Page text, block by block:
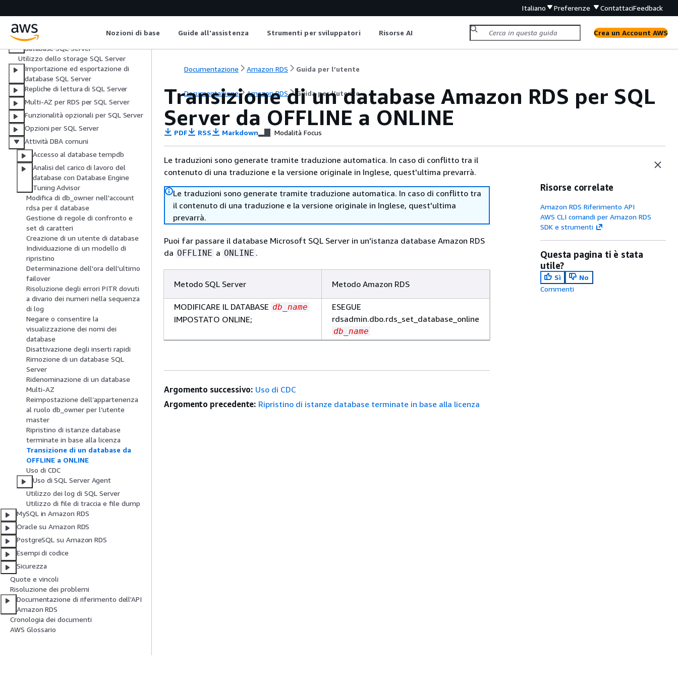
Italiano Preferenze ContattaciFeedback
Nozioni di base Guide all'assistenza Strumenti per sviluppatori Risorse AI Crea un Account AWS
Utilizzo di Active Directory con RDS
per SQL Server
Aggiornamenti del motore di
database SQL Server
Utilizzo dello storage SQL Server
Importazione ed esportazione di
database SQL Server
Repliche di lettura di SQL Server
Multi-AZ per RDS per SQL Server
Funzionalità opzionali per SQL Server
Opzioni per SQL Server
Attività DBA comuni
Accesso al database tempdb
Analisi del carico di lavoro del
database con Database Engine
Tuning Advisor
Modifica di db_owner nell'account
rdsa per il database
Gestione di regole di confronto e
set di caratteri
Creazione di un utente di database
Individuazione di un modello di
ripristino
Determinazione dell'ora dell'ultimo
failover
Risoluzione degli errori PITR dovuti
a divario dei numeri nella sequenza
di log
Negare o consentire la
visualizzazione dei nomi dei
database
Disattivazione degli inserti rapidi
Rimozione di un database SQL
Server
Ridenominazione di un database
Multi-AZ
Reimpostazione dell’appartenenza
al ruolo db_owner per l’utente
master
Ripristino di istanze database
terminate in base alla licenza
Transizione di un database da
OFFLINE a ONLINE
Uso di CDC
Uso di SQL Server Agent
Utilizzo dei log di SQL Server
Utilizzo di file di traccia e file dump
MySQL in Amazon RDS
Oracle su Amazon RDS
PostgreSQL su Amazon RDS
Esempi di codice
Sicurezza
Quote e vincoli
Risoluzione dei problemi
Documentazione di riferimento dell'API
Amazon RDS
Cronologia dei documenti
AWS Glossario
Documentazione Amazon RDS Guida per l’utente
Documentazione Amazon RDS Guida per l’utente
Transizione di un database Amazon RDS per SQL
Server da OFFLINE a ONLINE
PDF RSS Markdown Modalità Focus
Le traduzioni sono generate tramite traduzione automatica. In caso di conflitto tra il
contenuto di una traduzione e la versione originale in Inglese, quest'ultima prevarrà.
Le traduzioni sono generate tramite traduzione automatica. In caso di conflitto tra
il contenuto di una traduzione e la versione originale in Inglese, quest'ultima
prevarrà.
Puoi far passare il database Microsoft SQL Server in un'istanza database Amazon RDS
da OFFLINE a ONLINE .
Metodo SQL Server Metodo Amazon RDS
MODIFICARE IL DATABASE db_name
IMPOSTATO ONLINE;
ESEGUE
rdsadmin.dbo.rds_set_database_online
db_name
Risorse correlate
Amazon RDS Riferimento API
AWS CLI comandi per Amazon RDS
SDK e strumenti
Questa pagina ti è stata
utile?
Sì
No
Commenti
Argomento successivo: Uso di CDC
Argomento precedente: Ripristino di istanze database terminate in base alla licenza